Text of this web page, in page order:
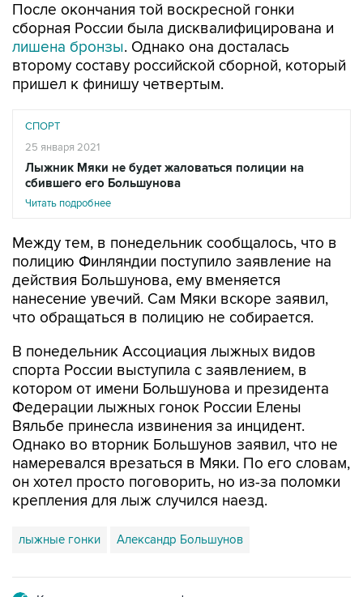
После окончания той воскресной гонки
сборная России была дисквалифицирована и
лишена бронзы. Однако она досталась
второму составу российской сборной, который
пришел к финишу четвертым.
СПОРТ
25 января 2021
Лыжник Мяки не будет жаловаться полиции на
сбившего его Большунова
Читать подробнее
Между тем, в понедельник сообщалось, что в
полицию Финляндии поступило заявление на
действия Большунова, ему вменяется
нанесение увечий. Сам Мяки вскоре заявил,
что обращаться в полицию не собирается.
В понедельник Ассоциация лыжных видов
спорта России выступила с заявлением, в
котором от имени Большунова и президента
Федерации лыжных гонок России Елены
Вяльбе принесла извинения за инцидент.
Однако во вторник Большунов заявил, что не
намеревался врезаться в Мяки. По его словам,
он хотел просто поговорить, но из-за поломки
крепления для лыж случился наезд.
лыжные гонки Александр Большунов